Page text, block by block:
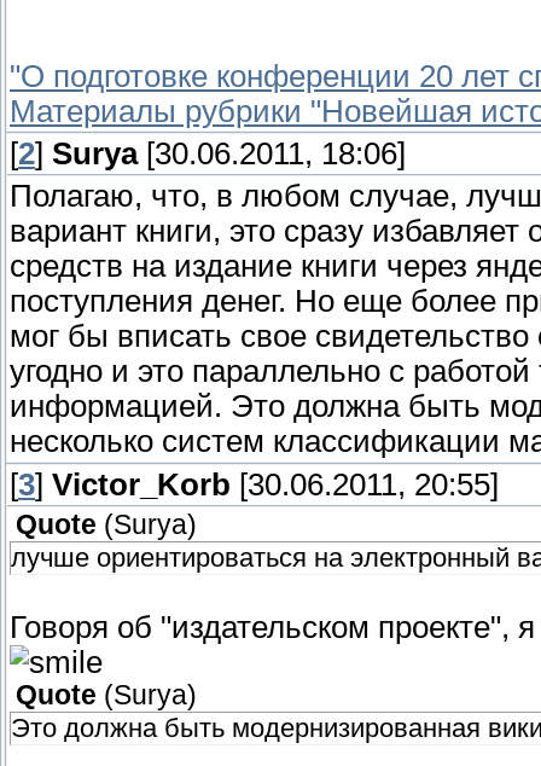
"О подготовке конференции 20 лет
Материалы рубрики "Новейшая
[2] Surya[30.06.2011, 18:06]
Полагаю, что, в любом случае,
вариант книги, это сразу
средств на издание книги через
поступления денег. Но еще более
мог бы вписать свое
угодно и это параллельно с
информацией. Это должна быть
несколько систем классификации
[3] Victor_Korb [30.06.2011, 20:55]
Quote (Surya)
лучше ориентироваться на электронный
Говоря об "издательском проекте",
Quote (Surya)
Это должна быть модернизированная